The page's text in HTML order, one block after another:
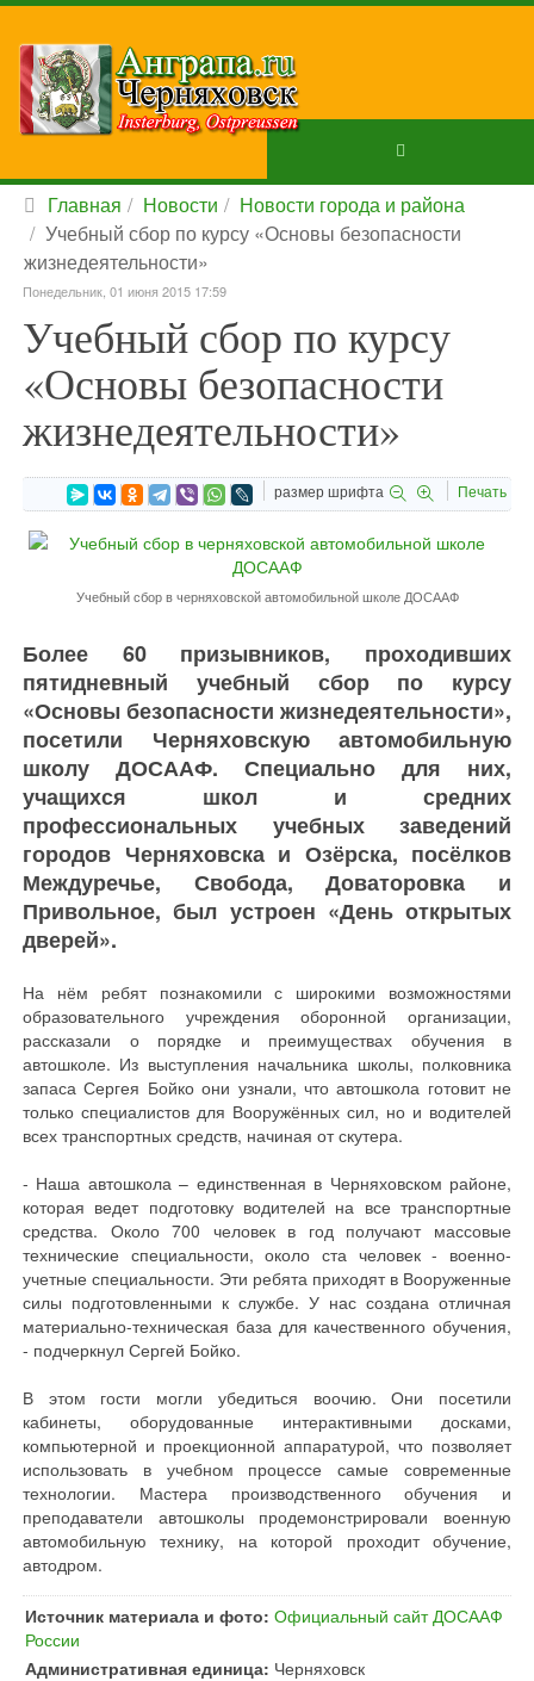
Главная Новости
Новости города и района
Учебный сбор по курсу «Основы безопасности
жизнедеятельности»
Понедельник, 01 июня 2015 17:59
Учебный сбор по курсу
«Основы безопасности
жизнедеятельности»
размер шрифта Печать
Учебный сбор в черняховской автомобильной школе ДОСААФ
Более 60 призывников, проходивших
пятидневный учебный сбор по курсу
«Основы безопасности жизнедеятельности»,
посетили Черняховскую автомобильную
школу ДОСААФ. Специально для них,
учащихся школ и средних
профессиональных учебных заведений
городов Черняховска и Озёрска, посёлков
Междуречье, Свобода, Доваторовка и
Привольное, был устроен «День открытых
дверей».
На нём ребят познакомили с широкими возможностями
образовательного учреждения оборонной организации,
рассказали о порядке и преимуществах обучения в
автошколе. Из выступления начальника школы, полковника
запаса Сергея Бойко они узнали, что автошкола готовит не
только специалистов для Вооружённых сил, но и водителей
всех транспортных средств, начиная от скутера.
- Наша автошкола – единственная в Черняховском районе,
которая ведет подготовку водителей на все транспортные
средства. Около 700 человек в год получают массовые
технические специальности, около ста человек - военно-
учетные специальности. Эти ребята приходят в Вооруженные
силы подготовленными к службе. У нас создана отличная
материально-техническая база для качественного обучения,
- подчеркнул Сергей Бойко.
В этом гости могли убедиться воочию. Они посетили
кабинеты, оборудованные интерактивными досками,
компьютерной и проекционной аппаратурой, что позволяет
использовать в учебном процессе самые современные
технологии. Мастера производственного обучения и
преподаватели автошколы продемонстрировали военную
автомобильную технику, на которой проходит обучение,
автодром.
Источник материала и фото: Официальный сайт ДОСААФ
России
Административная единица: Черняховск